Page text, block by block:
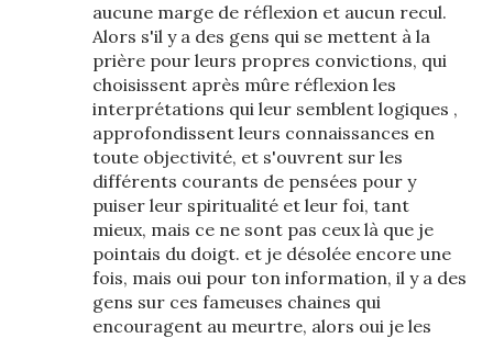
aucune marge de réflexion et aucun recul.
Alors s'il y a des gens qui se mettent à la
prière pour leurs propres convictions, qui
choisissent après mûre réflexion les
interprétations qui leur semblent logiques ,
approfondissent leurs connaissances en
toute objectivité, et s'ouvrent sur les
différents courants de pensées pour y
puiser leur spiritualité et leur foi, tant
mieux, mais ce ne sont pas ceux là que je
pointais du doigt. et je désolée encore une
fois, mais oui pour ton information, il y a des
gens sur ces fameuses chaines qui
encouragent au meurtre, alors oui je les